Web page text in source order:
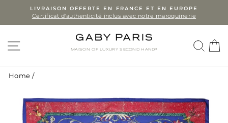
Pause
LIVRAISON OFFERTE EN FRANCE ET EN EUROPE
Certificat d'authenticité inclus avec notre maroquinerie
SITE NAVIGATION
MAISON OF LUXURY SECOND HAND®
Home /